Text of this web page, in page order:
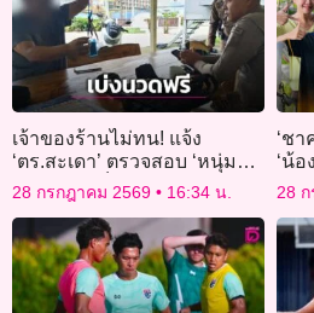
เจ้าของร้านไม่ทน! แจ้ง
‘ตร.สะเดา’ ตรวจสอบ ‘หนุ่ม
ใหญ่’ อ้างเป็น ‘พล.ต.อ.’ เบ่งไม่
จ่ายค่านวดน้ำมัน
28 กรกฎาคม 2569 16:34 น.
‘ช
‘น้อ
แพท
28